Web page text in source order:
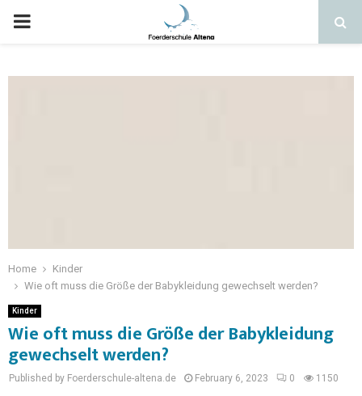
Home
Kinder
Wie oft muss die Größe der Babykleidung gewechselt werden?
Kinder
Wie oft muss die Größe der Babykleidung
gewechselt werden?
Published by Foerderschule-altena.de February 6, 2023 0 1150